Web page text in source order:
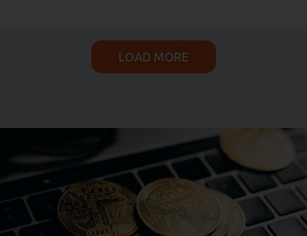
LOAD MORE